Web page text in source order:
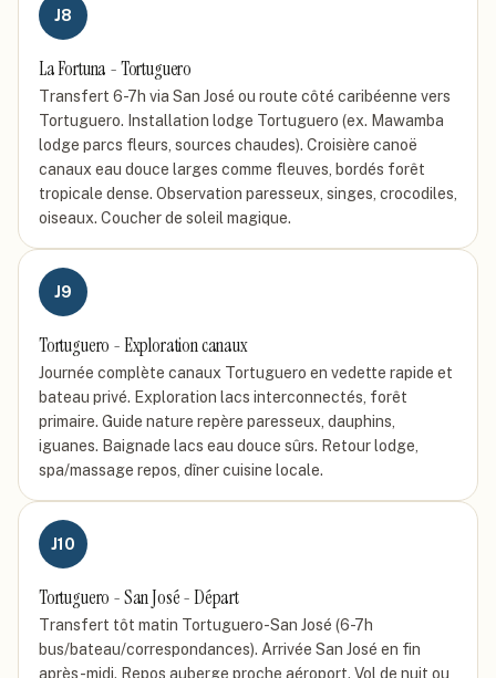
J8
La Fortuna - Tortuguero
Transfert 6-7h via San José ou route côté caribéenne vers
Tortuguero. Installation lodge Tortuguero (ex. Mawamba
lodge parcs fleurs, sources chaudes). Croisière canoë
canaux eau douce larges comme fleuves, bordés forêt
tropicale dense. Observation paresseux, singes, crocodiles,
oiseaux. Coucher de soleil magique.
J9
Tortuguero - Exploration canaux
Journée complète canaux Tortuguero en vedette rapide et
bateau privé. Exploration lacs interconnectés, forêt
primaire. Guide nature repère paresseux, dauphins,
iguanes. Baignade lacs eau douce sûrs. Retour lodge,
spa/massage repos, dîner cuisine locale.
J10
Tortuguero - San José - Départ
Transfert tôt matin Tortuguero-San José (6-7h
bus/bateau/correspondances). Arrivée San José en fin
après-midi. Repos auberge proche aéroport. Vol de nuit ou